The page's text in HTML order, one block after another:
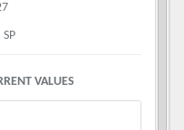
VALUES